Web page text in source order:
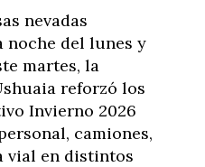
nevadas
noche del lunes y
martes, la
reforzó los
Invierno 2026
camiones,
vial en distintos